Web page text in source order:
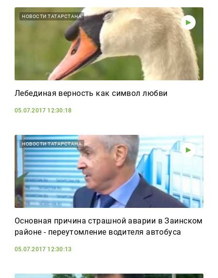
НОВОСТИ ТАТАРСТАНА
Лебединая верность как символ любви
05.07.2017 12:30:18
НОВОСТИ ТАТАРСТАНА
Основная причина страшной аварии в Заинском
районе - переутомление водителя автобуса
05.07.2017 12:30:13